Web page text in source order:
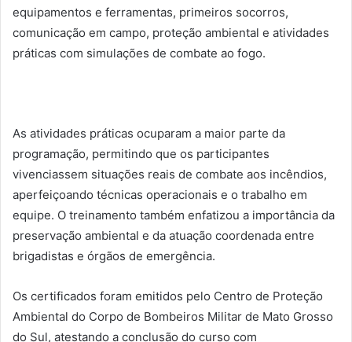
equipamentos e ferramentas, primeiros socorros,
comunicação em campo, proteção ambiental e atividades
práticas com simulações de combate ao fogo.
As atividades práticas ocuparam a maior parte da
programação, permitindo que os participantes
vivenciassem situações reais de combate aos incêndios,
aperfeiçoando técnicas operacionais e o trabalho em
equipe. O treinamento também enfatizou a importância da
preservação ambiental e da atuação coordenada entre
brigadistas e órgãos de emergência.
Os certificados foram emitidos pelo Centro de Proteção
Ambiental do Corpo de Bombeiros Militar de Mato Grosso
do Sul, atestando a conclusão do curso com